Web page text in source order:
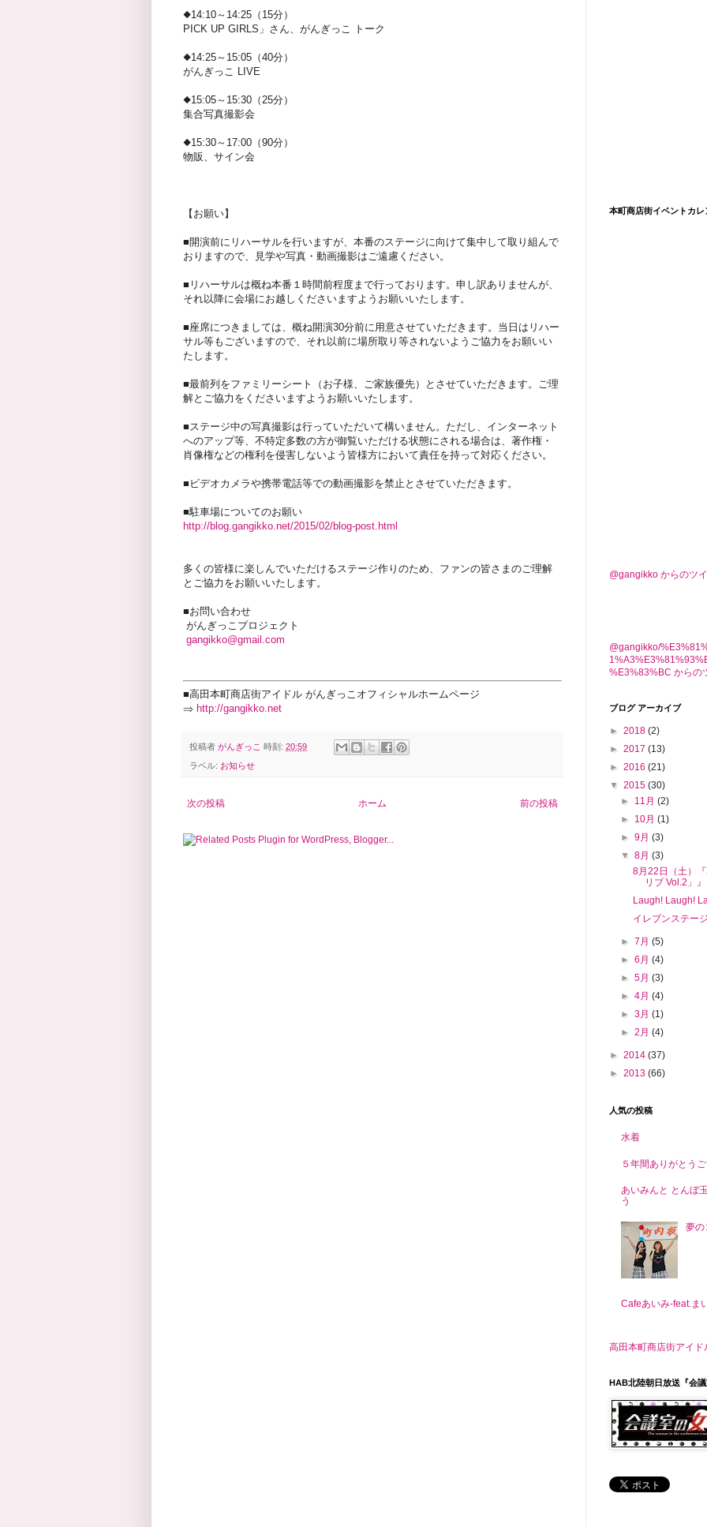
◆14:10～14:25（15分）
PICK UP GIRLS」さん、がんぎっこ トーク
◆14:25～15:05（40分）
がんぎっこ LIVE
◆15:05～15:30（25分）
集合写真撮影会
◆15:30～17:00（90分）
物販、サイン会
【お願い】
■開演前にリハーサルを行いますが、本番のステージに向けて集中して取り組んで
おりますので、見学や写真・動画撮影はご遠慮ください。
■リハーサルは概ね本番１時間前程度まで行っております。申し訳ありませんが、
それ以降に会場にお越しくださいますようお願いいたします。
■座席につきましては、概ね開演30分前に用意させていただきます。当日はリハー
サル等もございますので、それ以前に場所取り等されないようご協力をお願いい
たします。
■最前列をファミリーシート（お子様、ご家族優先）とさせていただきます。ご理
解とご協力をくださいますようお願いいたします。
■ステージ中の写真撮影は行っていただいて構いません。ただし、インターネット
へのアップ等、不特定多数の方が御覧いただける状態にされる場合は、著作権・
肖像権などの権利を侵害しないよう皆様方において責任を持って対応ください。
■ビデオカメラや携帯電話等での動画撮影を禁止とさせていただきます。
■駐車場についてのお願い
http://blog.gangikko.net/2015/02/blog-post.html
多くの皆様に楽しんでいただけるステージ作りのため、ファンの皆さまのご理解
とご協力をお願いいたします。
■お問い合わせ
がんぎっこプロジェクト
gangikko@gmail.com
■高田本町商店街アイドル がんぎっこオフィシャルホームページ
⇒ http://gangikko.net
投稿者 がんぎっこ 時刻: 20:59
ラベル: お知らせ
次の投稿 前の投稿
ホーム
本町商店街イベントカレ
@gangikko からのツ
@gangikko/
%E3%83%BC からの
ブログ アーカイブ
► 2018 (2)
► 2017 (13)
► 2016 (21)
▼ 2015 (30)
► 11月(2)
► 10月(1)
►9月(3)
▼8月(3)
8月22日（土）
リブ Vol.2」』
Laugh! Laugh!
イレブンステー
►7月(5)
►6月(4)
►5月(3)
►4月(4)
►3月(1)
►2月(4)
► 2014 (37)
► 2013 (66)
人気の投稿
水着
５年間ありがとう
あいみんと とんぼ
う
夢の
Cafeあいみ‐feat.ま
高田本町商店街アイ
HAB北陸朝日放送『会